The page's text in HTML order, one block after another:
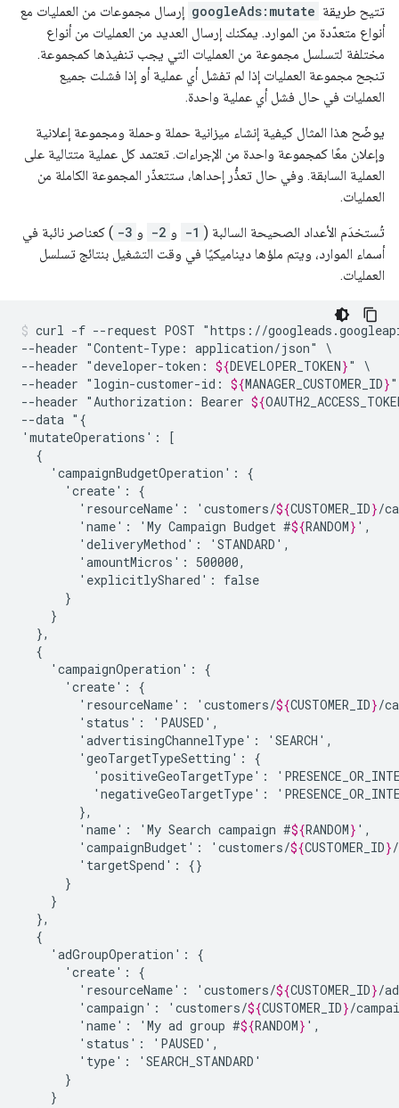
تتيح طريقة googleAds:mutate إرسال مجموعات من العمليات مع
أنواع متعدّدة من الموارد. يمكنك إرسال العديد من العمليات من أنواع
مختلفة لتسلسل مجموعة من العمليات التي يجب تنفيذها كمجموعة.
تنجح مجموعة العمليات إذا لم تفشل أي عملية أو إذا فشلت جميع
العمليات في حال فشل أي عملية واحدة.
يوضّح هذا المثال كيفية إنشاء ميزانية حملة وحملة ومجموعة إعلانية
وإعلان معًا كمجموعة واحدة من الإجراءات. تعتمد كل عملية متتالية على
العملية السابقة. وفي حال تعذُّر إحداها، ستتعذّر المجموعة الكاملة من
العمليات.
تُستخدَم الأعداد الصحيحة السالبة ( -1 و -2 و -3 ) كعناصر نائبة في
أسماء الموارد، ويتم ملؤها ديناميكيًا في وقت التشغيل بنتائج تسلسل
العمليات.
curl -f --request POST "https://
--header "Content-Type: application/json"
\
--header "developer-token: ${DEVELOPER_TOKEN}"
\
--header "login-customer-id: ${MANAGER_CUSTOMER_ID}"
--header "Authorization: Bearer ${
--data "{
'mutateOperations':
'campaignBudgetOperation':
'create':
'resourceName':
'customers/${CUSTOMER_ID}
'name':
'My Campaign Budget #${RANDOM}
'deliveryMethod':
'amountMicros':
'explicitlyShared':
'campaignOperation':
'create':
'resourceName':
'customers/${CUSTOMER_ID}
'status':
'advertisingChannelType':
'geoTargetTypeSetting':
'positiveGeoTargetType':
'negativeGeoTargetType':
'name':
'My Search campaign #${RANDOM}
'campaignBudget':
'customers/${CUSTOMER_ID}
'targetSpend':
'adGroupOperation':
'create':
'resourceName':
'customers/${CUSTOMER_ID}
'campaign':
'customers/${CUSTOMER_ID}
'name':
'My ad group #${RANDOM}
'status':
'type':